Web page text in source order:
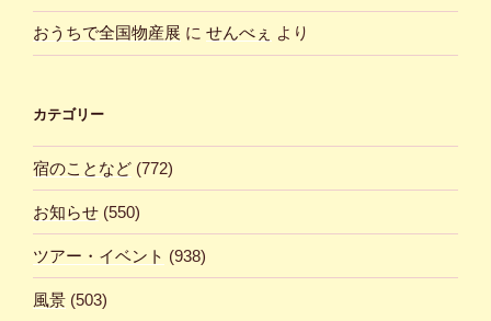
おうちで全国物産展 に せんべぇ より
カテゴリー
宿のことなど (772)
お知らせ (550)
ツアー・イベント (938)
風景 (503)